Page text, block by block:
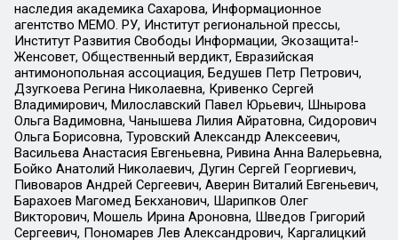
наследия академика Сахарова, Информационное
агентство МЕМО. РУ, Институт региональной прессы,
Институт Развития Свободы Информации, Экозащита!-
Женсовет, Общественный вердикт, Евразийская
антимонопольная ассоциация, Бедушев Петр Петрович,
Дзугкоева Регина Николаевна, Кривенко Сергей
Владимирович, Милославский Павел Юрьевич, Шнырова
Ольга Вадимовна, Чанышева Лилия Айратовна, Сидорович
Ольга Борисовна, Туровский Александр Алексеевич,
Васильева Анастасия Евгеньевна, Ривина Анна Валерьевна,
Бойко Анатолий Николаевич, Дугин Сергей Георгиевич,
Пивоваров Андрей Сергеевич, Аверин Виталий Евгеньевич,
Барахоев Магомед Бекханович, Шарипков Олег
Викторович, Мошель Ирина Ароновна, Шведов Григорий
Сергеевич, Пономарев Лев Александрович, Каргалицкий